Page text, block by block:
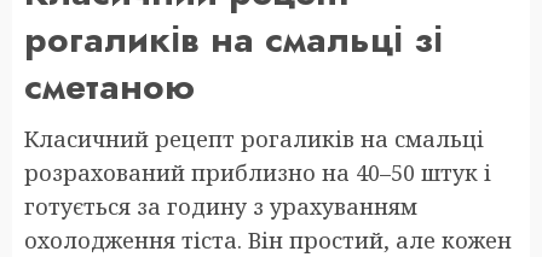
рогаликів на смальці зі
сметаною
Класичний рецепт рогаликів на смальці
розрахований приблизно на 40–50 штук і
готується за годину з урахуванням
охолодження тіста. Він простий, але кожен